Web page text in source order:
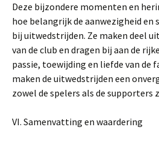
Deze bijzondere momenten en
hoe belangrijk de aanwezigheid en
bij uitwedstrijden. Ze maken deel
van de club en dragen bij aan de
passie, toewijding en liefde van de
maken de uitwedstrijden een
zowel de spelers als de supporters
VI. Samenvatting en waardering